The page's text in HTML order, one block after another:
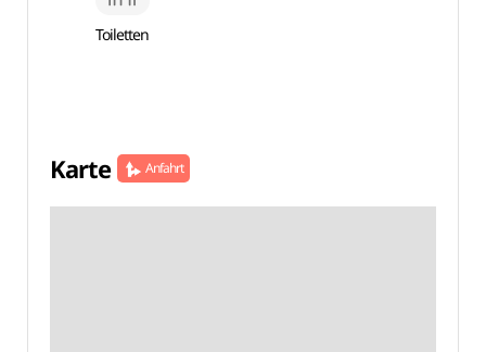
Toiletten
Karte Anfahrt